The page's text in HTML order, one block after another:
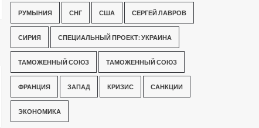
РУМЫНИЯ СНГ США СЕРГЕЙ ЛАВРОВ
СИРИЯ СПЕЦИАЛЬНЫЙ ПРОЕКТ: УКРАИНА
ТАМОЖЕННЫЙ СОЮЗ ТАМОЖЕННЫЙ СОЮЗ
ФРАНЦИЯ ЗАПАД КРИЗИС САНКЦИИ
ЭКОНОМИКА